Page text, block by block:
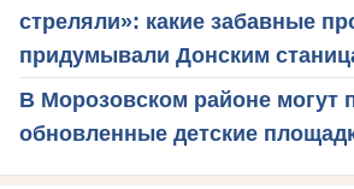
стреляли»: какие забавные
придумывали Донским
В Морозовском районе могут
обновленные детские